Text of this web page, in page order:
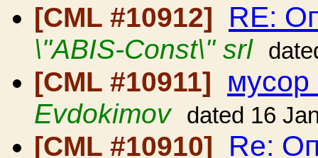
[CML #10912] RE:
\"ABIS-Const\" srl
[CML #10911]
Evdokimov dated 16
[CML #10910] Re: